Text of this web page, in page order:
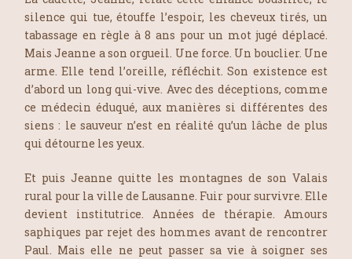
silence qui tue, étouffe l’espoir, les cheveux tirés, un
tabassage en règle à 8 ans pour un mot jugé déplacé.
Mais Jeanne a son orgueil. Une force. Un bouclier. Une
arme. Elle tend l’oreille, réfléchit. Son existence est
d’abord un long qui-vive. Avec des déceptions, comme
ce médecin éduqué, aux manières si différentes des
siens : le sauveur n’est en réalité qu’un lâche de plus
qui détourne les yeux.
Et puis Jeanne quitte les montagnes de son Valais
rural pour la ville de Lausanne. Fuir pour survivre. Elle
devient institutrice. Années de thérapie. Amours
saphiques par rejet des hommes avant de rencontrer
Paul. Mais elle ne peut passer sa vie à soigner ses